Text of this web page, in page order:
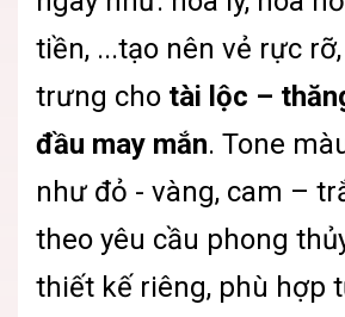
tiền, ...tạo nên vẻ rực
trưng cho tài lộc –
đầu may mắn. Tone
như đỏ - vàng, cam –
theo yêu cầu phong
thiết kế riêng, phù hợp